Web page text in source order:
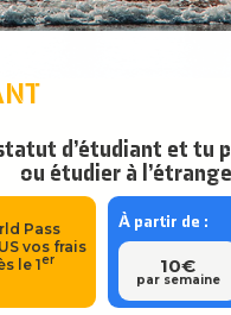
d’étudiant et tu
ou étudier à
Pass
vos frais
le 1er
À partir de :
10€
par semaine